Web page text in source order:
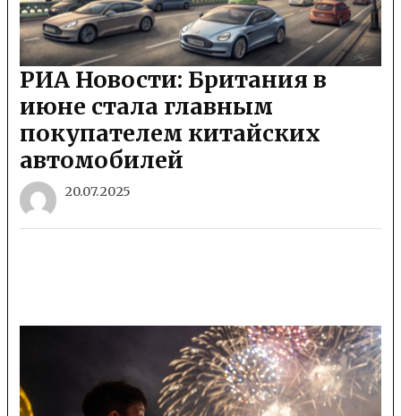
РИА Новости: Британия в
июне стала главным
покупателем китайских
автомобилей
20.07.2025